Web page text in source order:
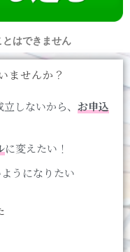
はできません
ませんか？
しないから、 お申込
に変えたい！
うになりたい